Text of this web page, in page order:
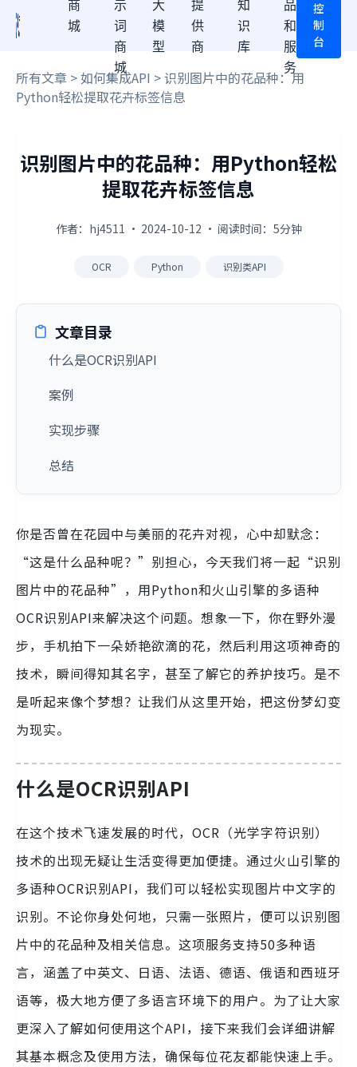
商
城
示
词
商
城
大
模
型
提
供
商
知
识
库
品
和
服
务
控
制
台
所有文章 >如何集成API > 识别图片中的花品种：用
Python轻松提取花卉标签信息
识别图片中的花品种：用Python轻松
提取花卉标签信息
作者：hj4511 · 2024-10-12 · 阅读时间：5分钟
OCR Python 识别类API
文章目录
什么是OCR识别API
案例
实现步骤
总结
你是否曾在花园中与美丽的花卉对视，心中却默念：
“这是什么品种呢？”别担心，今天我们将一起“识别
图片中的花品种”，用Python和火山引擎的多语种
OCR识别API来解决这个问题。想象一下，你在野外漫
步，手机拍下一朵娇艳欲滴的花，然后利用这项神奇的
技术，瞬间得知其名字，甚至了解它的养护技巧。是不
是听起来像个梦想？让我们从这里开始，把这份梦幻变
为现实。
什么是OCR识别API
在这个技术飞速发展的时代，OCR（光学字符识别）
技术的出现无疑让生活变得更加便捷。通过火山引擎的
多语种OCR识别API，我们可以轻松实现图片中文字的
识别。不论你身处何地，只需一张照片，便可以识别图
片中的花品种及相关信息。这项服务支持50多种语
言，涵盖了中英文、日语、法语、德语、俄语和西班牙
语等，极大地方便了多语言环境下的用户。为了让大家
更深入了解如何使用这个API，接下来我们会详细讲解
其基本概念及使用方法，确保每位花友都能快速上手。